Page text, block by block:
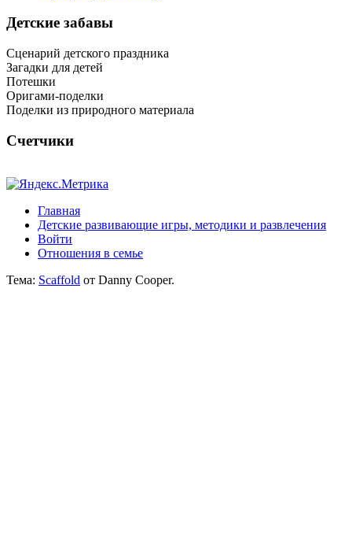
Детские забавы
Сценарий детского праздника
Загадки для детей
Потешки
Оригами-поделки
Поделки из природного материала
Счетчики
Главная
Детские развивающие игры, методики и развлечения
Войти
Отношения в семье
Тема: Scaffold от Danny Cooper.